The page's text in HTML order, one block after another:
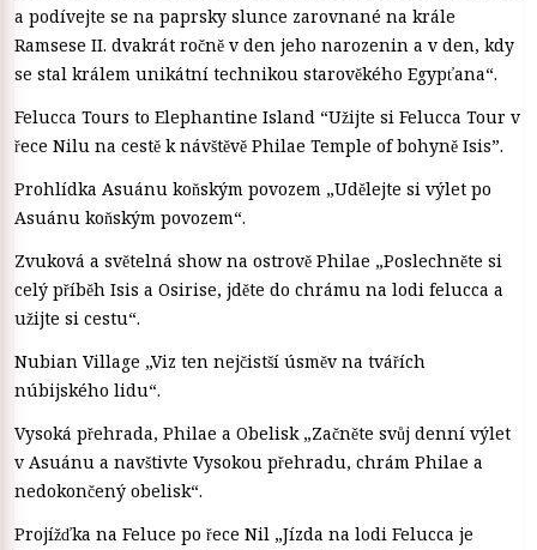
a podívejte se na paprsky slunce zarovnané na krále
Ramsese II. dvakrát ročně v den jeho narozenin a v den, kdy
se stal králem unikátní technikou starověkého Egypťana“.
Felucca Tours to Elephantine Island “Užijte si Felucca Tour v
řece Nilu na cestě k návštěvě Philae Temple of bohyně Isis”.
Prohlídka Asuánu koňským povozem „Udělejte si výlet po
Asuánu koňským povozem“.
Zvuková a světelná show na ostrově Philae „Poslechněte si
celý příběh Isis a Osirise, jděte do chrámu na lodi felucca a
užijte si cestu“.
Nubian Village „Viz ten nejčistší úsměv na tvářích
núbijského lidu“.
Vysoká přehrada, Philae a Obelisk „Začněte svůj denní výlet
v Asuánu a navštivte Vysokou přehradu, chrám Philae a
nedokončený obelisk“.
Projížďka na Feluce po řece Nil „Jízda na lodi Felucca je